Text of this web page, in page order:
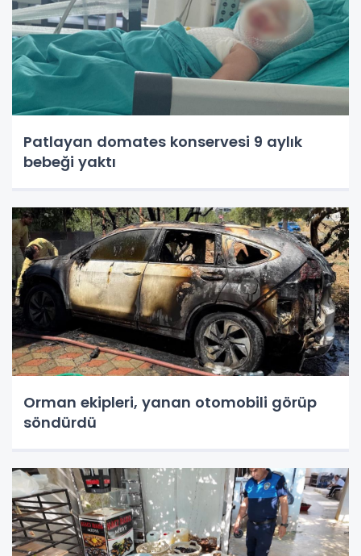
Patlayan domates konservesi 9 aylık
bebeği yaktı
Orman ekipleri, yanan otomobili görüp
söndürdü